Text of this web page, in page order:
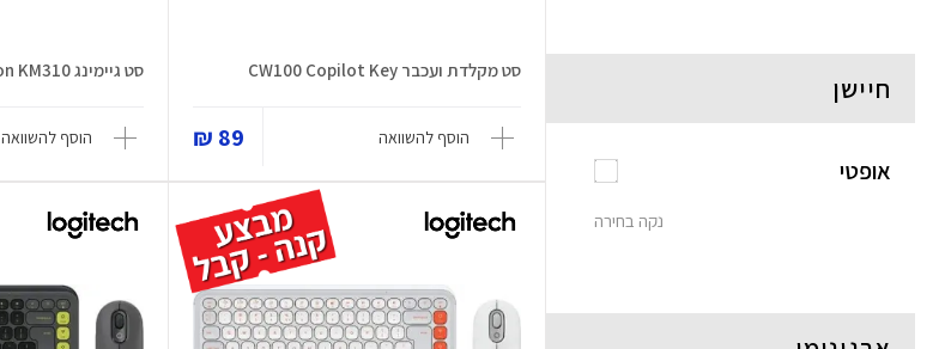
סט מקלדת ועכבר CW100 Copilot Key
הוסף להשוואה 89 ₪
סט גיימינג Legion KM310
הוסף להשוואה
חיישן
אופטי
נקה בחירה